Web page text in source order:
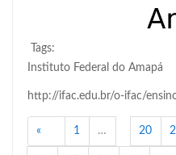
Tags:
Instituto Federal do Amapá
http://ifac.edu.br/o-ifac/
« Anterior
1 … 20